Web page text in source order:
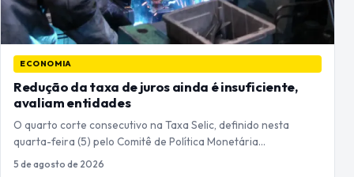
ECONOMIA
Redução da taxa de juros ainda é insuficiente,
avaliam entidades
O quarto corte consecutivo na Taxa Selic, definido nesta
quarta-feira (5) pelo Comitê de Política Monetária…
5 de agosto de 2026